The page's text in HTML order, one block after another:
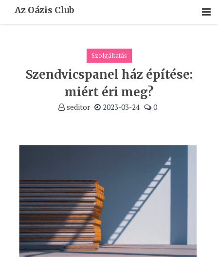
Az Oázis Club
Szolgáltatás
Szendvicspanel ház építése:
miért éri meg?
seditor 2023-03-24 0